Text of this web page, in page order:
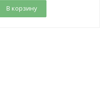
В корзину